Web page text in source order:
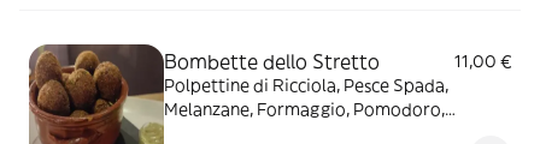
Bombette dello Stretto
11,00 €
Polpettine di Ricciola, Pesce Spada,
Melanzane, Formaggio, Pomodoro,